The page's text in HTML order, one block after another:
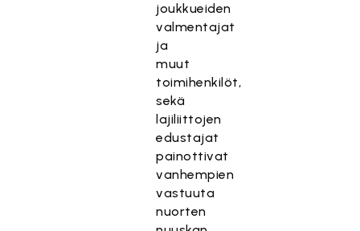
joukkueiden
valmentajat
ja
muut
toimihenkilöt,
sekä
lajiliittojen
edustajat
painottivat
vanhempien
vastuuta
nuorten